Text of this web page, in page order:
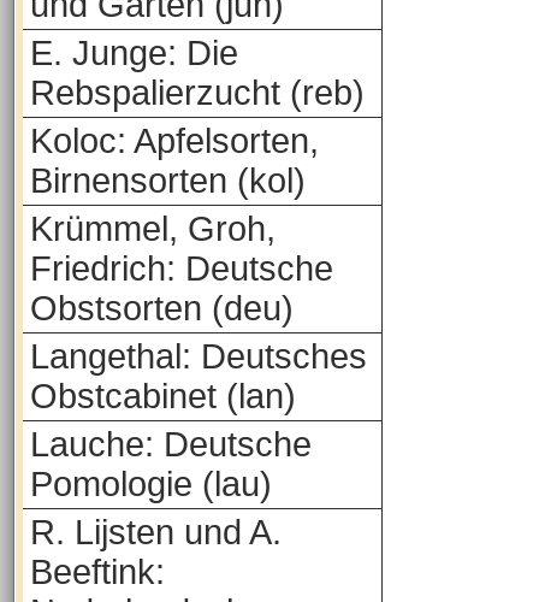
E. Junge: Die
Rebspalierzucht (reb)
Koloc: Apfelsorten,
Birnensorten (kol)
Krümmel, Groh,
Friedrich: Deutsche
Obstsorten (deu)
Langethal: Deutsches
Obstcabinet (lan)
Lauche: Deutsche
Pomologie (lau)
R. Lijsten und A.
Beeftink: